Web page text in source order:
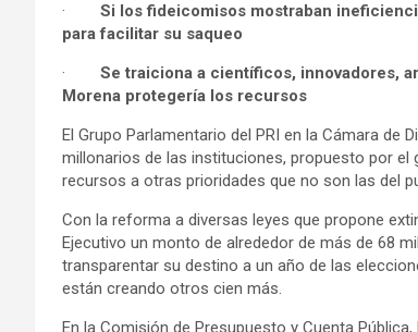
· Si los fideicomisos mostraban
para facilitar su saqueo
· Se traiciona a científicos, innovadores,
Morena protegería los recursos
El Grupo Parlamentario del PRI en la Cámara de
millonarios de las instituciones, propuesto por el
recursos a otras prioridades que no son las del
Con la reforma a diversas leyes que propone
Ejecutivo un monto de alrededor de más de 68
transparentar su destino a un año de las
están creando otros cien más.
En la Comisión de Presupuesto y Cuenta